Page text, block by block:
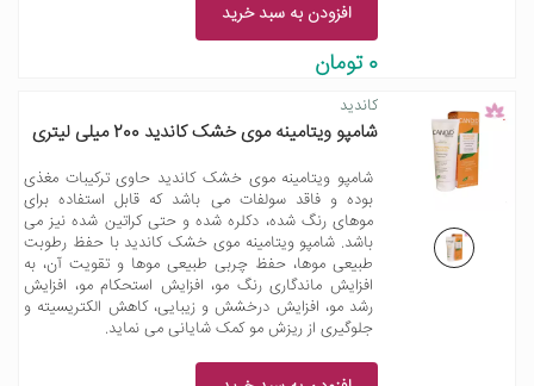
افزودن به سبد خرید
0 تومان
کاندید
شامپو ویتامینه موی خشک کاندید 200 میلی لیتری
شامپو ویتامینه موی خشک کاندید حاوی ترکیبات مغذی
بوده و فاقد سولفات می باشد که قابل استفاده برای
موهای رنگ شده، دکلره شده و حتی کراتین شده نیز می
باشد. شامپو ویتامینه موی خشک کاندید با حفظ رطوبت
طبیعی موها، حفظ چربی طبیعی موها و تقویت آن، به
افزایش ماندگاری رنگ مو، افزایش استحکام مو، افزایش
رشد مو، افزایش درخشش و زیبایی، کاهش الکتریسیته و
جلوگیری از ریزش مو کمک شایانی می نماید.